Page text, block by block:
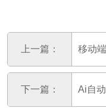
上一篇： 移动
下一篇： Ai自